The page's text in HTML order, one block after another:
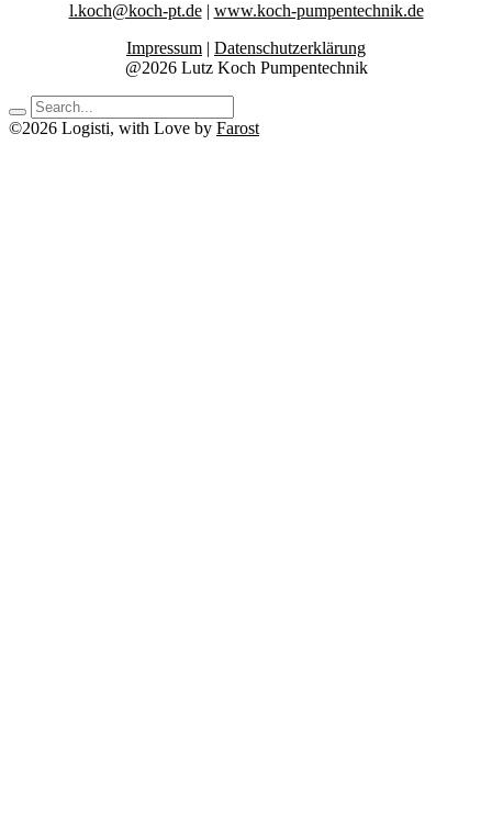
l.koch@koch-pt.de| www.koch-pumpentechnik.de
Impressum | Datenschutzerklärung
@2026 Lutz Koch Pumpentechnik
©2026 Logisti, with Love by Farost